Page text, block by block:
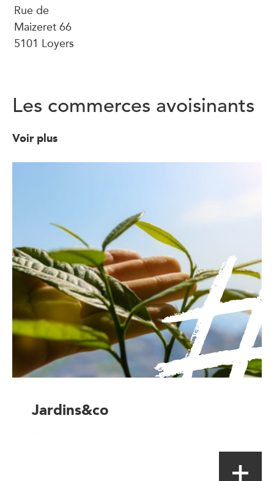
Rue de
Maizeret 66
5101 Loyers
Les commerces avoisinants
Voir plus
Jardins&co